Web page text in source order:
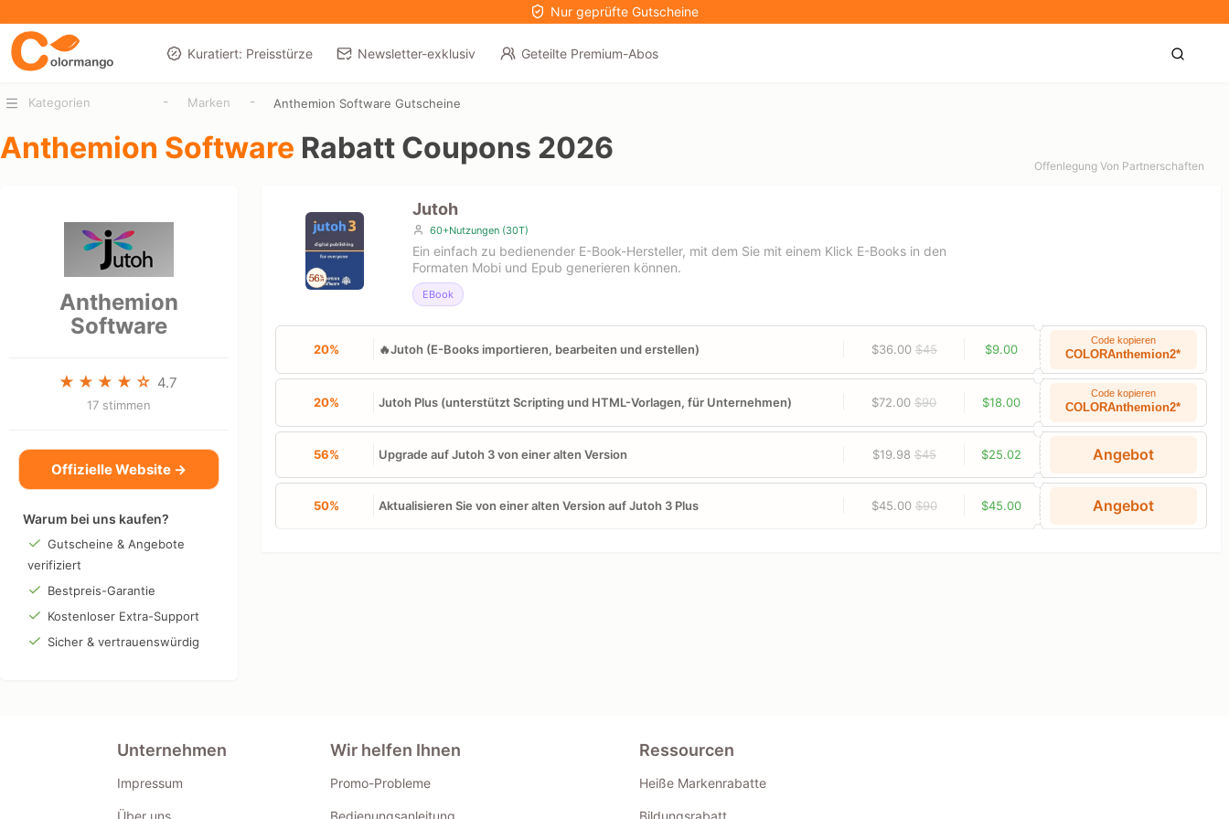
Nur geprüfte Gutscheine
Kuratiert: Preisstürze Newsletter-exklusiv Geteilte Premium-Abos
Kategorien - Marken - Anthemion Software Gutscheine
Anthemion Software Rabatt Coupons 2026
Offenlegung Von Partnerschaften
Anthemion
Software
4.7
17 stimmen
Offizielle Website →
Warum bei uns kaufen?
Gutscheine & Angebote
verifiziert
Bestpreis-Garantie
Kostenloser Extra-Support
Sicher & vertrauenswürdig
Jutoh
60+Nutzungen (30T)
Ein einfach zu bedienender E-Book-Hersteller, mit dem Sie mit einem Klick E-Books in den
Formaten Mobi und Epub generieren können.
EBook
20% 🔥Jutoh (E-Books importieren, bearbeiten und erstellen) $36.00 $45 $9.00
Code kopieren
COLORAnthemion2*
20% Jutoh Plus (unterstützt Scripting und HTML-Vorlagen, für Unternehmen) $72.00$90 $18.00
Code kopieren
COLORAnthemion2*
56% Upgrade auf Jutoh 3 von einer alten Version $19.98 $45 $25.02 Angebot
50% Aktualisieren Sie von einer alten Version auf Jutoh 3 Plus $45.00 $90 $45.00 Angebot
Unternehmen
Impressum
Über uns
Wir helfen Ihnen
Promo-Probleme
Bedienungsanleitung
Ressourcen
Heiße Markenrabatte
Bildungsrabatt